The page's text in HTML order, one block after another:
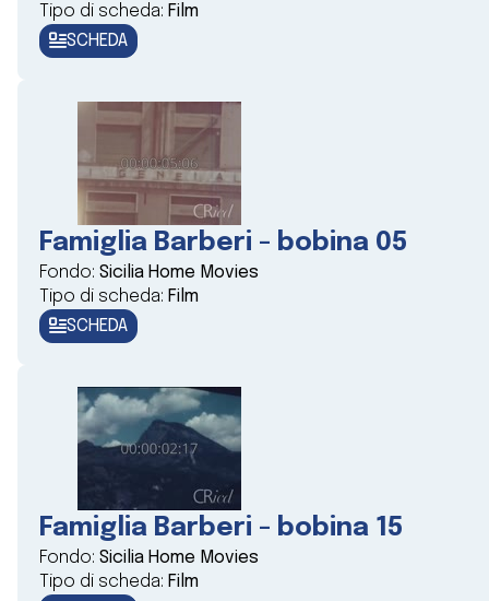
Tipo di scheda: Film
SCHEDA
Famiglia Barberi - bobina 05
Fondo: Sicilia Home Movies
Tipo di scheda: Film
SCHEDA
Famiglia Barberi - bobina 15
Fondo: Sicilia Home Movies
Tipo di scheda: Film